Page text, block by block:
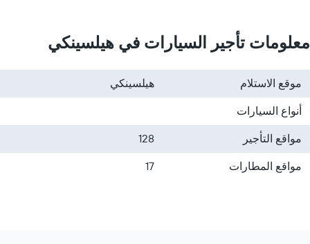
معلومات تأجير السيارات في هيلسينكي
موقع الاستلام
هيلسينكي
أنواع السيارات
مواقع التأجير
128
مواقع المطارات
17